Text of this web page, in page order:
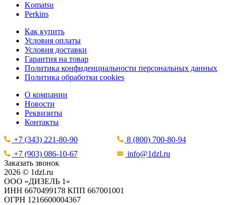
Komatsu
Perkins
Как купить
Условия оплаты
Условия доставки
Гарантия на товар
Политика конфиденциальности персональных данных
Политика обработки cookies
О компании
Новости
Реквизиты
Контакты
+7 (343) 221-80-90
8 (800) 700-80-94
+7 (903) 086-10-67
info@1dzl.ru
Заказать звонок
2026 © 1dzl.ru
ООО «ДИЗЕЛЬ 1»
ИНН 6670499178 КПП 667001001
ОГРН 1216600004367